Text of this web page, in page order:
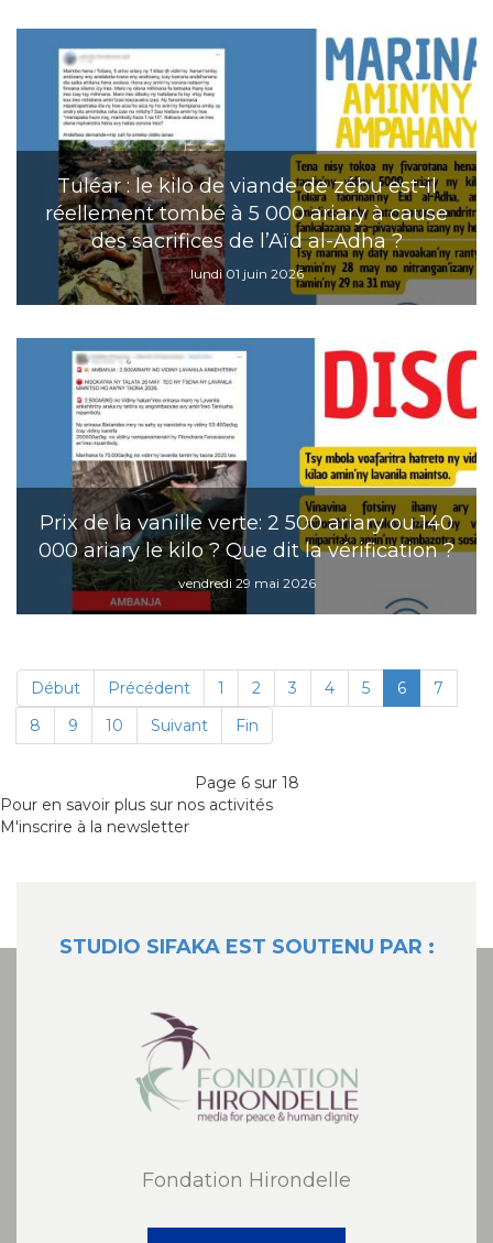
Tuléar : le kilo de viande de zébu est-il
réellement tombé à 5 000 ariary à cause
des sacrifices de l’Aïd al-Adha ?
lundi 01 juin 2026
Prix de la vanille verte: 2 500 ariary ou 140
000 ariary le kilo ? Que dit la vérification ?
vendredi 29 mai 2026
Début Précédent 1 2 3 4 5 6
7
8
9 10 Suivant Fin
Page 6 sur 18
Pour en savoir plus sur nos activités
M'inscrire à la newsletter
STUDIO SIFAKA EST SOUTENU PAR :
Fondation Hirondelle